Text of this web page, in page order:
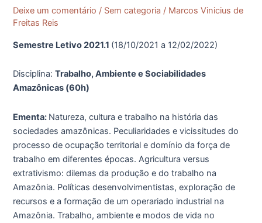
Deixe um comentário / Sem categoria / Marcos Vinicius de
Freitas Reis
Semestre Letivo 2021.1 (18/10/2021 a 12/02/2022)
Disciplina:Trabalho, Ambiente e Sociabilidades
Amazônicas (60h)
Ementa: Natureza, cultura e trabalho na história das
sociedades amazônicas. Peculiaridades e vicissitudes do
processo de ocupação territorial e domínio da força de
trabalho em diferentes épocas. Agricultura versus
extrativismo: dilemas da produção e do trabalho na
Amazônia. Políticas desenvolvimentistas, exploração de
recursos e a formação de um operariado industrial na
Amazônia. Trabalho, ambiente e modos de vida no
ALUNO(A)
ESPECIAL:
Ambiente
Sociabilidades
Amazônicas